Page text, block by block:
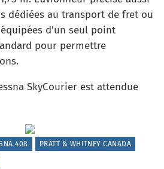
dédiées au transport de fret ou
d’un seul point
pour permettre
SkyCourier est attendue
408 PRATT & WHITNEY CANADA